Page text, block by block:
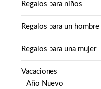
Regalos para niños
Regalos para un hombre
Regalos para una mujer
Vacaciones
Año Nuevo